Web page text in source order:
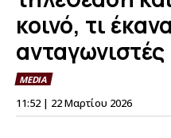
κοινό, τι
ανταγωνιστές
MEDIA
11:52 | 22 Μαρτίου 2026